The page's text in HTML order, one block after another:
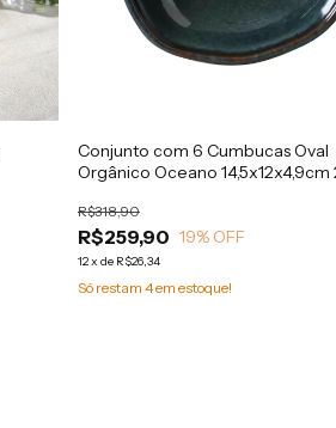
Conjunto com 6 Cumbucas Oval
Orgânico Oceano 14,5x12x4,9cm
R$259,90
R$318,90
19% OFF
12x de R$26,34
Só restam 4em estoque!